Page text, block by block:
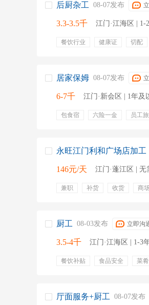
后厨杂工 08-07发布
3.3-3.5千 江门·江海区 | 1-
餐饮行业 健康证 切配
居家保姆 08-07发布
6-7千 江门·新会区 | 1年及
包食宿 六险一金 员工
永旺江门利和广场店加工
146元/天 江门·蓬江区 |
兼职 补货 收货 商场
厨工 08-03发布 立即沟
3.5-4千 江门·江海区 | 1-3
餐饮补贴 食品安全 菜肴
厅面服务+厨工 08-07发布